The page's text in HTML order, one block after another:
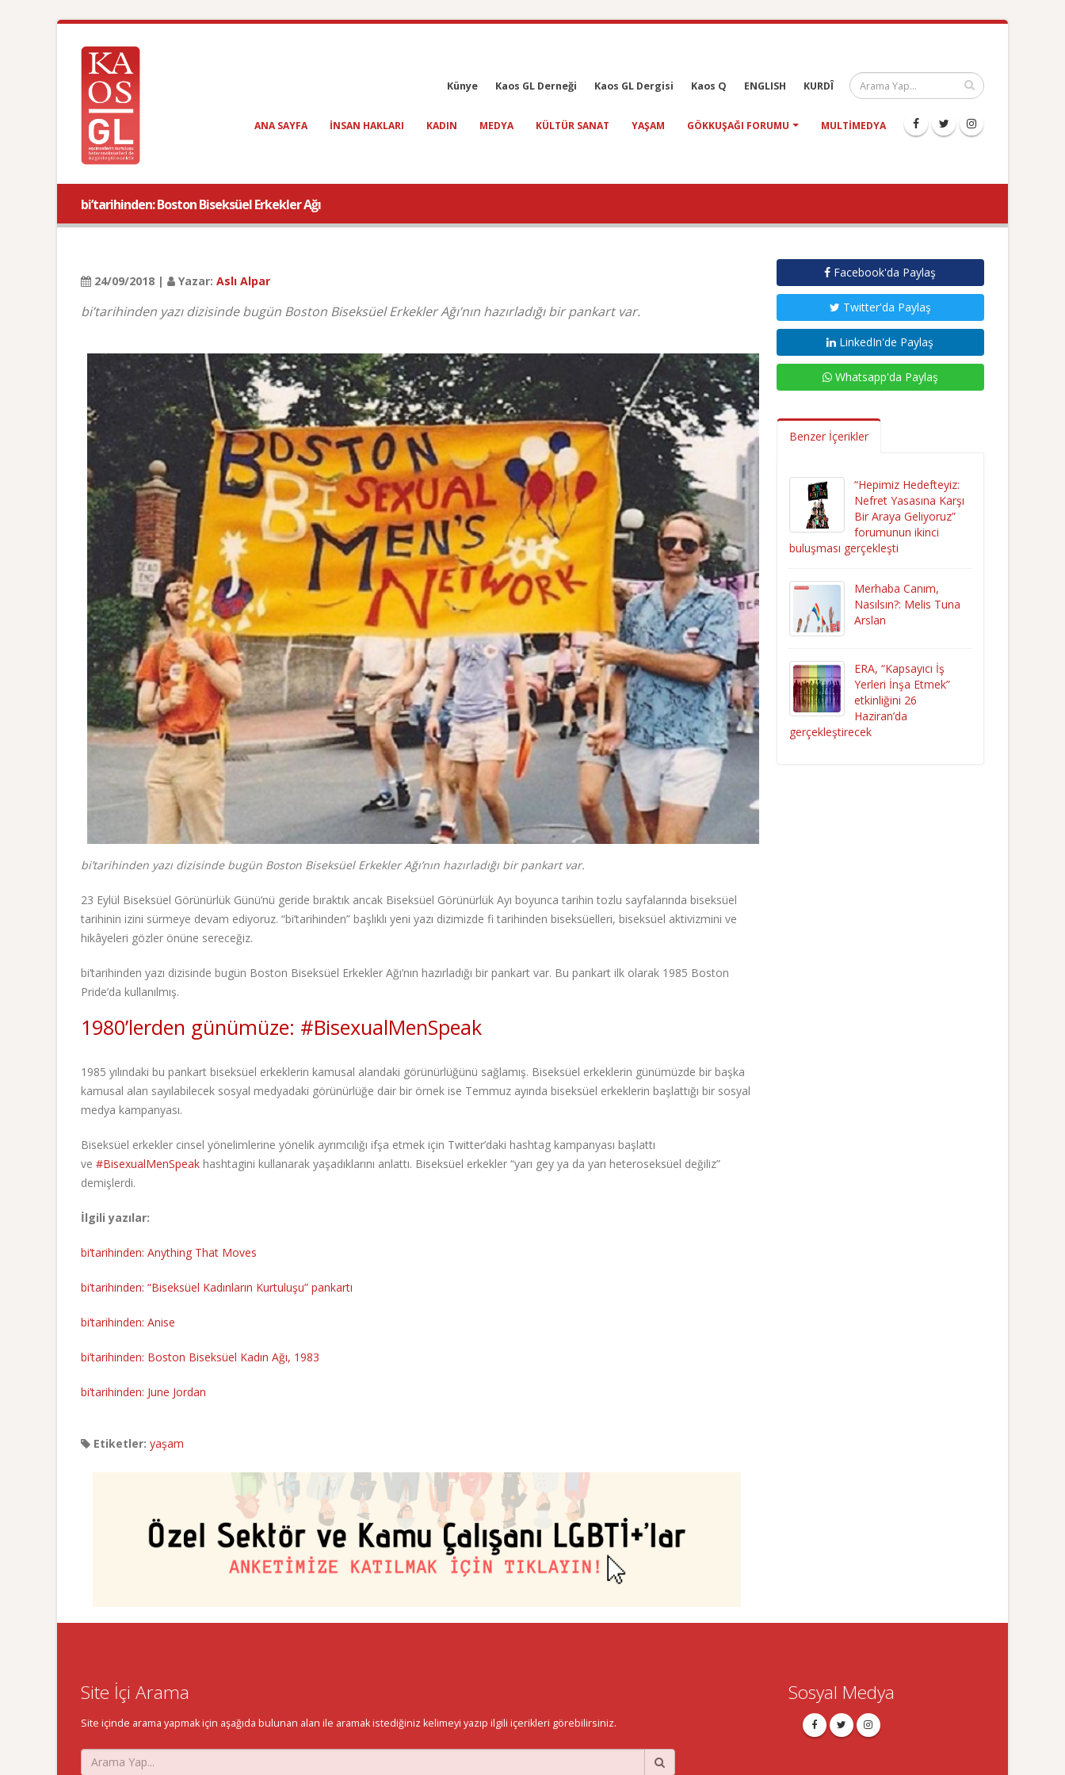
Künye Kaos GL Derneği Kaos GL Dergisi Kaos Q ENGLISH KURDÎ
ANA SAYFA INSAN HAKLARI KADIN MEDYA KÜLTÜR SANAT YAŞAM GÖKKUŞAĞI FORUMU MULTIMEDYA
bi’tarihinden: Boston Biseksüel Erkekler Ağı
24/09/2018 | Yazar: Aslı Alpar
bi’tarihinden yazı dizisinde bugün Boston Biseksüel Erkekler Ağı’nın hazırladığı bir pankart var.
bi’tarihinden yazı dizisinde bugün Boston Biseksüel Erkekler Ağı’nın hazırladığı bir pankart var.
23 Eylül Biseksüel Görünürlük Günü’nü geride bıraktık ancak Biseksüel Görünürlük Ayı boyunca tarihin tozlu sayfalarında biseksüel
tarihinin izini sürmeye devam ediyoruz. “bi’tarihinden” başlıklı yeni yazı dizimizde fi tarihinden biseksüelleri, biseksüel aktivizmini ve
hikâyeleri gözler önüne sereceğiz.
bi’tarihinden yazı dizisinde bugün Boston Biseksüel Erkekler Ağı’nın hazırladığı bir pankart var. Bu pankart ilk olarak 1985 Boston
Pride’da kullanılmış.
1980’lerden günümüze: #BisexualMenSpeak
1985 yılındaki bu pankart biseksüel erkeklerin kamusal alandaki görünürlüğünü sağlamış. Biseksüel erkeklerin günümüzde bir başka
kamusal alan sayılabilecek sosyal medyadaki görünürlüğe dair bir örnek ise Temmuz ayında biseksüel erkeklerin başlattığı bir sosyal
medya kampanyası.
Biseksüel erkekler cinsel yönelimlerine yönelik ayrımcılığı ifşa etmek için Twitter’daki hashtag kampanyası başlattı
ve #BisexualMenSpeak hashtagini kullanarak yaşadıklarını anlattı. Biseksüel erkekler “yarı gey ya da yarı heteroseksüel değiliz”
demişlerdi.
İlgili yazılar:
bi’tarihinden: Anything That Moves
bi’tarihinden: “Biseksüel Kadınların Kurtuluşu” pankartı
bi’tarihinden: Anise
bi’tarihinden: Boston Biseksüel Kadın Ağı, 1983
bi’tarihinden: June Jordan
Etiketler: yaşam
Facebook'da Paylaş
Twitter'da Paylaş
LinkedIn'de Paylaş
Whatsapp'da Paylaş
Benzer İçerikler
“Hepimiz Hedefteyiz:
Nefret Yasasına Karşı
Bir Araya Geliyoruz”
forumunun ikinci
buluşması gerçekleşti
Merhaba Canım,
Nasılsın?: Melis Tuna
Arslan
ERA, “Kapsayıcı İş
Yerleri İnşa Etmek”
etkinliğini 26
Haziran’da
gerçekleştirecek
Site İçi Arama
Site içinde arama yapmak için aşağıda bulunan alan ile aramak istediğiniz kelimeyi yazıp ilgili içerikleri görebilirsiniz.
Sosyal Medya